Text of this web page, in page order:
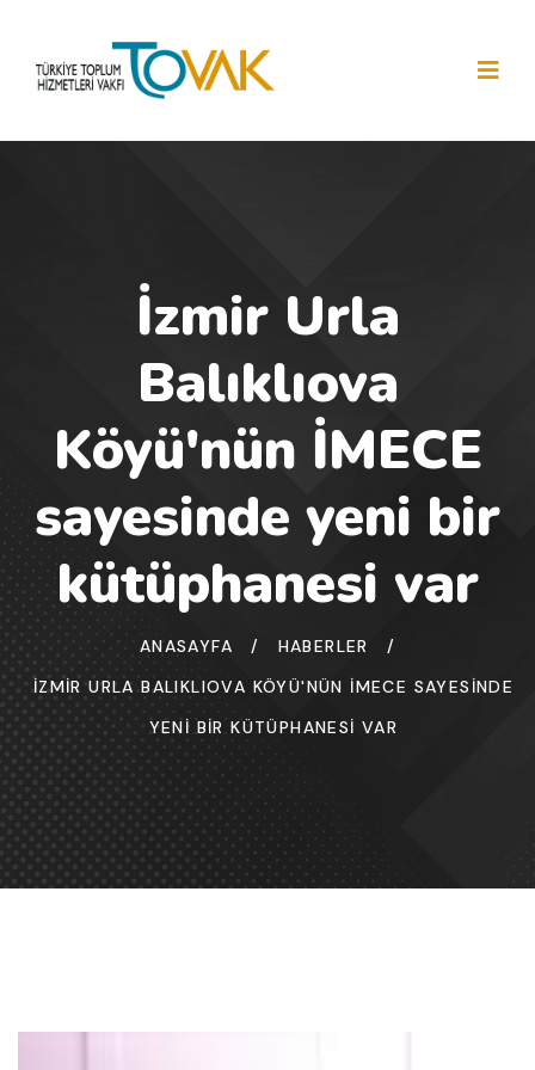
İzmir Urla
Balıklıova
Köyü'nün İMECE
sayesinde yeni bir
kütüphanesi var
ANASAYFA / HABERLER
/
İZMIR URLA BALIKLIOVA KÖYÜ'NÜN İMECE SAYESINDE
YENI BIR KÜTÜPHANESI VAR